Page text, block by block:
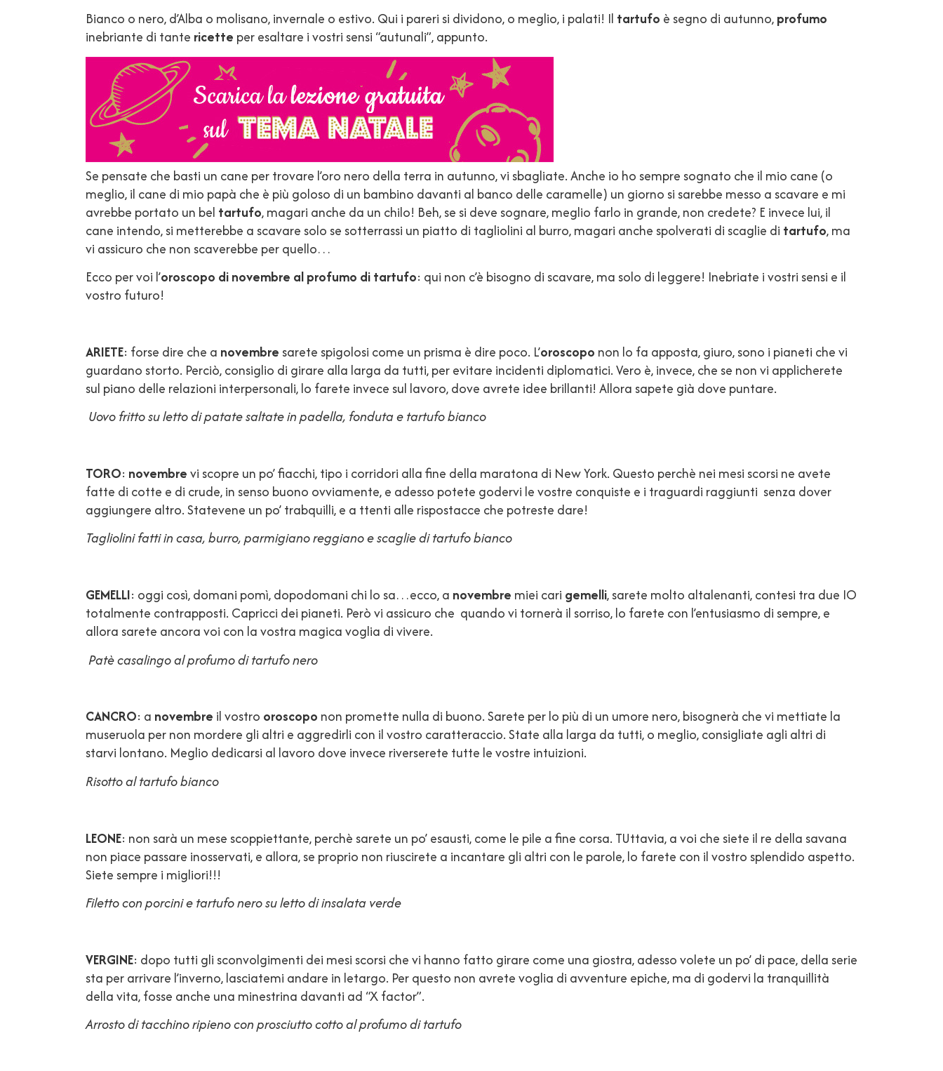
Bianco o nero, d’Alba o molisano, invernale o estivo. Qui i pareri si dividono, o meglio, i palati! Il tartufo è segno di autunno,profumo
inebriante di tante ricette per esaltare i vostri sensi “autunali”, appunto.
Se pensate che basti un cane per trovare l’oro nero della terra in autunno, vi sbagliate. Anche io ho sempre sognato che il mio cane (o
meglio, il cane di mio papà che è più goloso di un bambino davanti al banco delle caramelle) un giorno si sarebbe messo a scavare e mi
avrebbe portato un bel tartufo, magari anche da un chilo! Beh, se si deve sognare, meglio farlo in grande, non credete? E invece lui, il
cane intendo, si metterebbe a scavare solo se sotterrassi un piatto di tagliolini al burro, magari anche spolverati di scaglie di tartufo, ma
vi assicuro che non scaverebbe per quello…
Ecco per voi l’oroscopo di novembre al profumo di tartufo: qui non c’è bisogno di scavare, ma solo di leggere! Inebriate i vostri sensi e il
vostro futuro!
ARIETE: forse dire che a novembre sarete spigolosi come un prisma è dire poco. L’oroscopo non lo fa apposta, giuro, sono i pianeti che vi
guardano storto. Perciò, consiglio di girare alla larga da tutti, per evitare incidenti diplomatici. Vero è, invece, che se non vi applicherete
sul piano delle relazioni interpersonali, lo farete invece sul lavoro, dove avrete idee brillanti! Allora sapete già dove puntare.
Uovo fritto su letto di patate saltate in padella, fonduta e tartufo bianco
TORO: novembrevi scopre un po’ fiacchi, tipo i corridori alla fine della maratona di New York. Questo perchè nei mesi scorsi ne avete
fatte di cotte e di crude, in senso buono ovviamente, e adesso potete godervi le vostre conquiste e i traguardi raggiunti senza dover
aggiungere altro. Statevene un po’ trabquilli, e a ttenti alle rispostacce che potreste dare!
Tagliolini fatti in casa, burro, parmigiano reggiano e scaglie di tartufo bianco
GEMELLI: oggi così, domani pomì, dopodomani chi lo sa…ecco, a novembre miei cari gemelli, sarete molto altalenanti, contesi tra due IO
totalmente contrapposti. Capricci dei pianeti. Però vi assicuro che quando vi tornerà il sorriso, lo farete con l’entusiasmo di sempre, e
allora sarete ancora voi con la vostra magica voglia di vivere.
Patè casalingo al profumo di tartufo nero
CANCRO: a novembre il vostro oroscopo non promette nulla di buono. Sarete per lo più di un umore nero, bisognerà che vi mettiate la
museruola per non mordere gli altri e aggredirli con il vostro caratteraccio. State alla larga da tutti, o meglio, consigliate agli altri di
starvi lontano. Meglio dedicarsi al lavoro dove invece riverserete tutte le vostre intuizioni.
Risotto al tartufo bianco
LEONE: non sarà un mese scoppiettante, perchè sarete un po’ esausti, come le pile a fine corsa. TUttavia, a voi che siete il re della savana
non piace passare inosservati, e allora, se proprio non riuscirete a incantare gli altri con le parole, lo farete con il vostro splendido aspetto.
Siete sempre i migliori!!!
Filetto con porcini e tartufo nero su letto di insalata verde
VERGINE: dopo tutti gli sconvolgimenti dei mesi scorsi che vi hanno fatto girare come una giostra, adesso volete un po’ di pace, della serie
sta per arrivare l’inverno, lasciatemi andare in letargo. Per questo non avrete voglia di avventure epiche, ma di godervi la tranquillità
della vita, fosse anche una minestrina davanti ad “X factor”.
Arrosto di tacchino ripieno con prosciutto cotto al profumo di tartufo